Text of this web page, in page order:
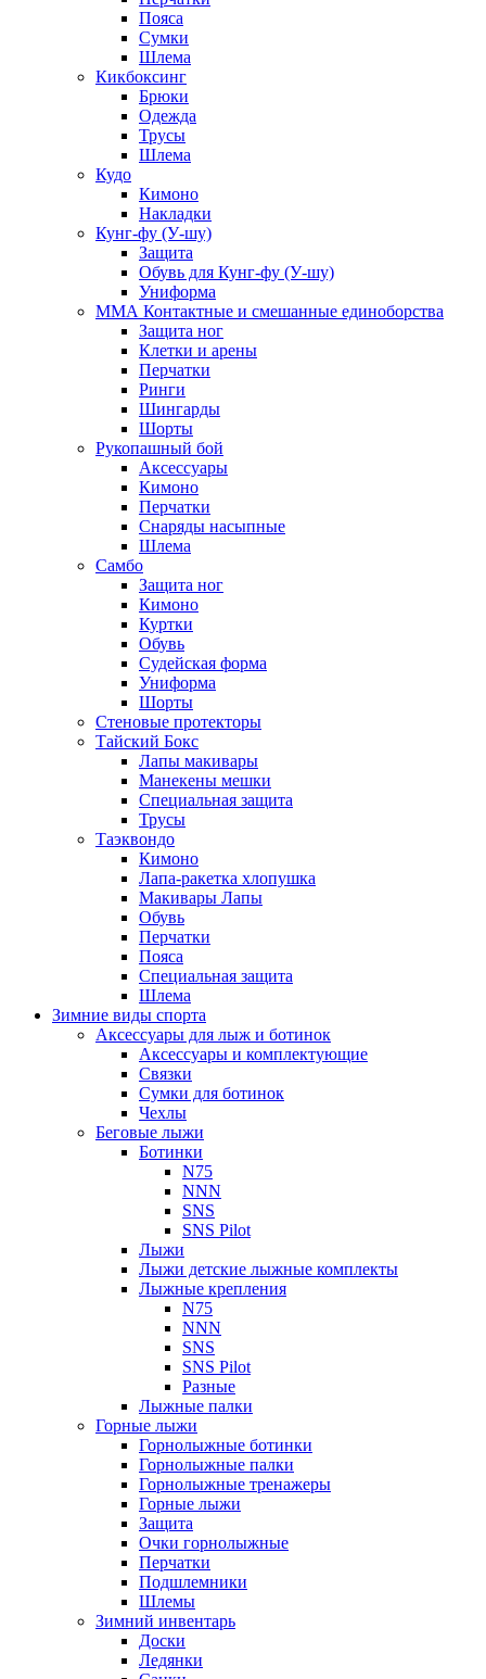
Пояса
Сумки
Шлема
Кикбоксинг
Брюки
Одежда
Трусы
Шлема
Кудо
Кимоно
Накладки
Кунг-фу (У-шу)
Защита
Обувь для Кунг-фу (У-шу)
Униформа
ММА Контактные и смешанные единоборства
Защита ног
Клетки и арены
Перчатки
Ринги
Шингарды
Шорты
Рукопашный бой
Аксессуары
Кимоно
Перчатки
Снаряды насыпные
Шлема
Самбо
Защита ног
Кимоно
Куртки
Обувь
Судейская форма
Униформа
Шорты
Стеновые протекторы
Тайский Бокс
Лапы макивары
Манекены мешки
Специальная защита
Трусы
Таэквондо
Кимоно
Лапа-ракетка хлопушка
Макивары Лапы
Обувь
Перчатки
Пояса
Специальная защита
Шлема
Зимние виды спорта
Аксессуары для лыж и ботинок
Аксессуары и комплектующие
Связки
Сумки для ботинок
Чехлы
Беговые лыжи
Ботинки
N75
NNN
SNS
SNS Pilot
Лыжи
Лыжи детские лыжные комплекты
Лыжные крепления
N75
NNN
SNS
SNS Pilot
Разные
Лыжные палки
Горные лыжи
Горнoлыжные ботинки
Горнолыжные палки
Горнолыжные тренажеры
Горные лыжи
Защита
Очки горнолыжные
Перчатки
Подшлемники
Шлемы
Зимний инвентарь
Доски
Ледянки